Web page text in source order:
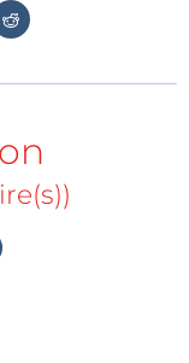
sous
avec
liste de
une partie de la
du laboratoire